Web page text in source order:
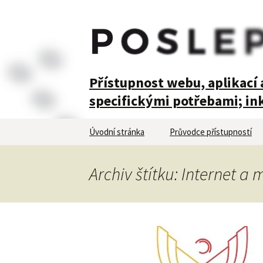
POSLEPU
Přístupnost webu,
specifickými potřebami;
Přejít
webu
Úvodní stránka Průvodce přístupností
Archiv štítku: Internet a